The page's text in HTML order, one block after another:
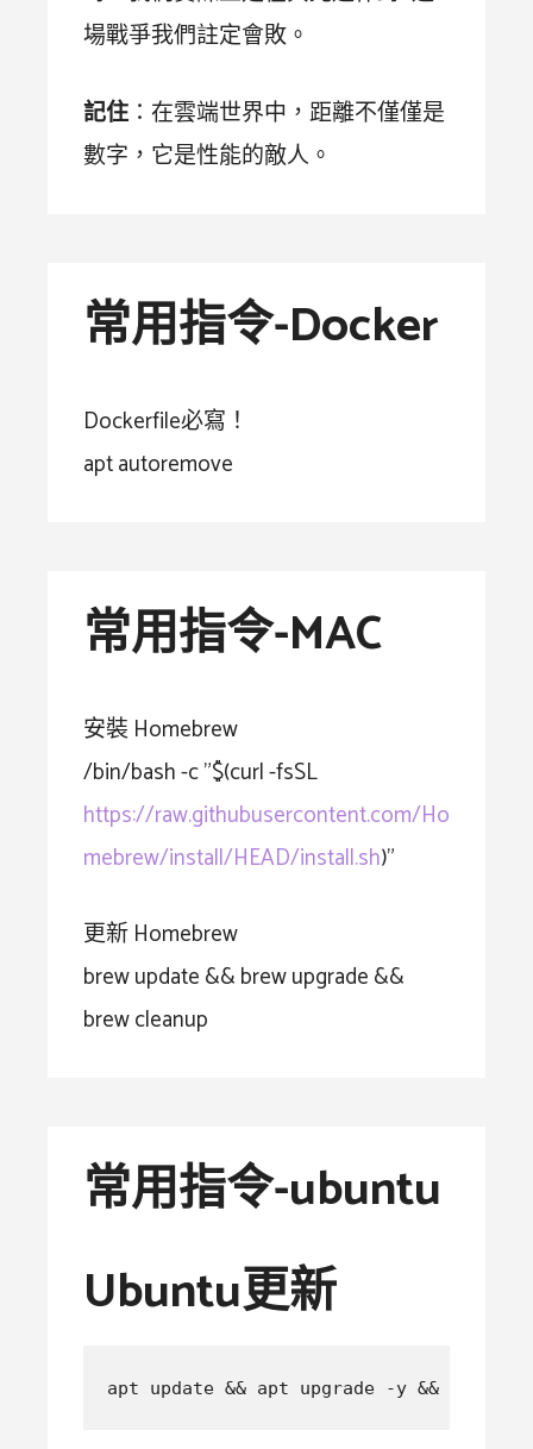
場戰爭我們註定會敗。
記住 ：在雲端世界中，距離不僅僅是
數字，它是性能的敵人。
常用指令-Docker
Dockerfile必寫！
apt autoremove
常用指令-MAC
安裝 Homebrew
/bin/bash -c "$(curl -fsSL
https://raw.githubusercontent.com/Ho
mebrew/install/HEAD/install.sh)"
更新 Homebrew
brew update && brew upgrade &&
brew cleanup
常用指令-ubuntu
Ubuntu更新
apt update && apt upgrade -y && apt